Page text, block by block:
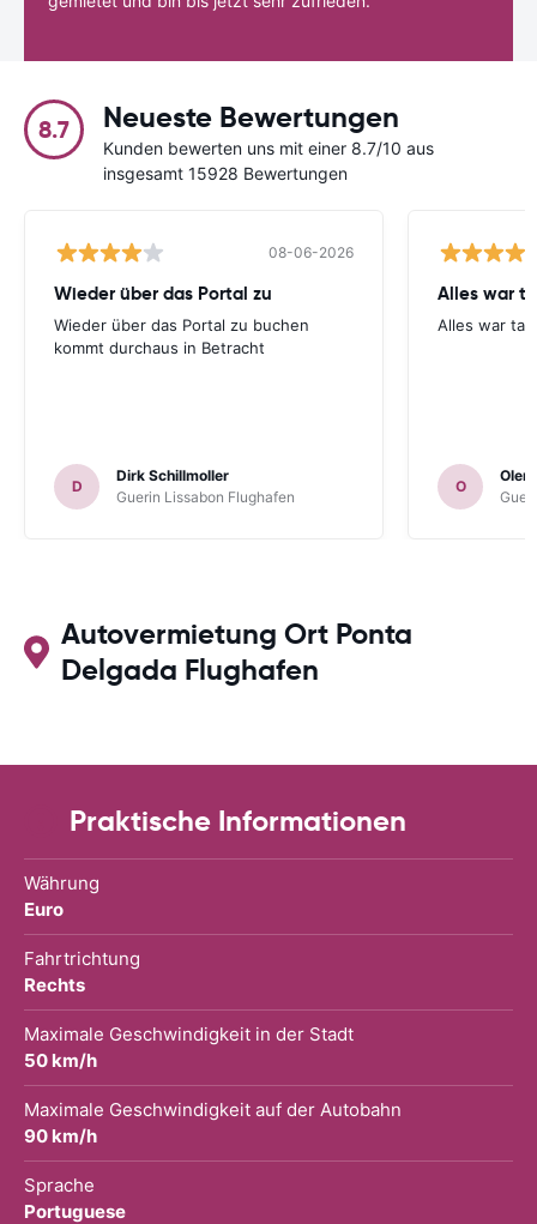
8.7 Neueste Bewertungen
Kunden bewerten uns mit einer 8.7/10 aus
insgesamt 15928 Bewertungen
08-06-2026
Wieder über das Portal zu
Wieder über das Portal zu buchen
kommt durchaus in Betracht
D
Dirk Schillmoller
Guerin Lissabon Flughafen
Alles war
Alles war
O
Autovermietung Ort Ponta
Delgada Flughafen
Praktische Informationen
Währung
Euro
Fahrtrichtung
Rechts
Maximale Geschwindigkeit in der Stadt
50 km/h
Maximale Geschwindigkeit auf der Autobahn
90 km/h
Sprache
Portuguese